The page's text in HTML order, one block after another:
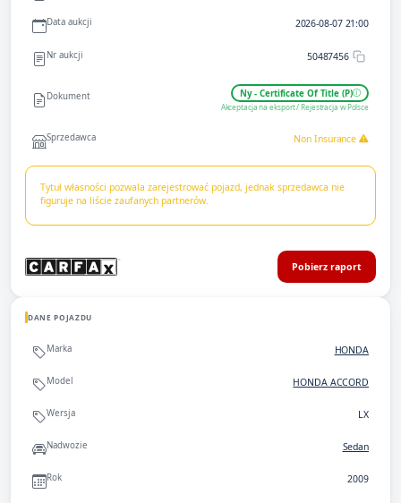
Data aukcji 2026-08-07 21:00
Nr aukcji 50487456
Dokument Ny - Certificate Of Title (P)
Akceptacja na eksport / Rejestracja w Polsce
Sprzedawca Non Insurance
Tytuł własności pozwala zarejestrować pojazd, jednak sprzedawca nie
figuruje na liście zaufanych partnerów.
Pobierz raport
DANE POJAZDU
Marka HONDA
Model HONDA ACCORD
Wersja LX
Nadwozie Sedan
Rok 2009